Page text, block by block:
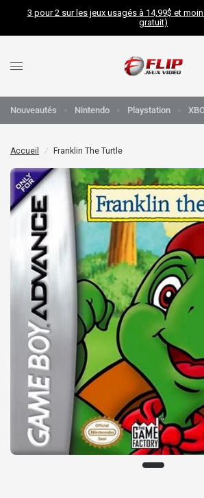
3 pour 2 sur les jeux usagés à 14,99$ et
gratuit)
Nouveautés Nintendo Playstation
Accueil / Franklin The Turtle